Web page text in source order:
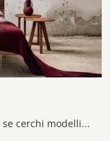
Clicca e scopri di più sui Letti imbottiti: se cerchi modelli matrimoniali design, il modello Filo 2 Veneran fa per te.